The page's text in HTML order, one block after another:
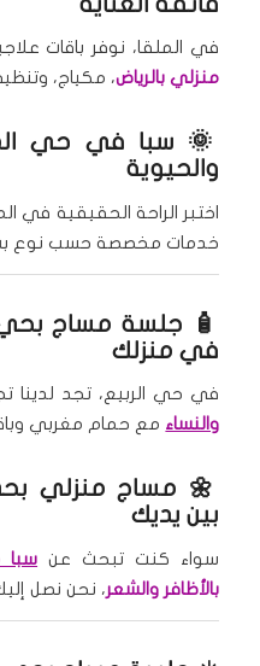
في الملقا، نوفر باقات
منزلي بالرياض، مكياج،
🌞 سبا في حي
والحيوية
اختبر الراحة الحقيقية في
خدمات مخصصة حسب نوع
🧴 جلسة مساج بحي
في منزلك
في حي الربيع، تجد لدينا
والنساء مع حمام مغربي
🌼 مساج منزلي
بين يديك
سواء كنت تبحث عن سبا
بالأظافر والشعر، نحن نصل